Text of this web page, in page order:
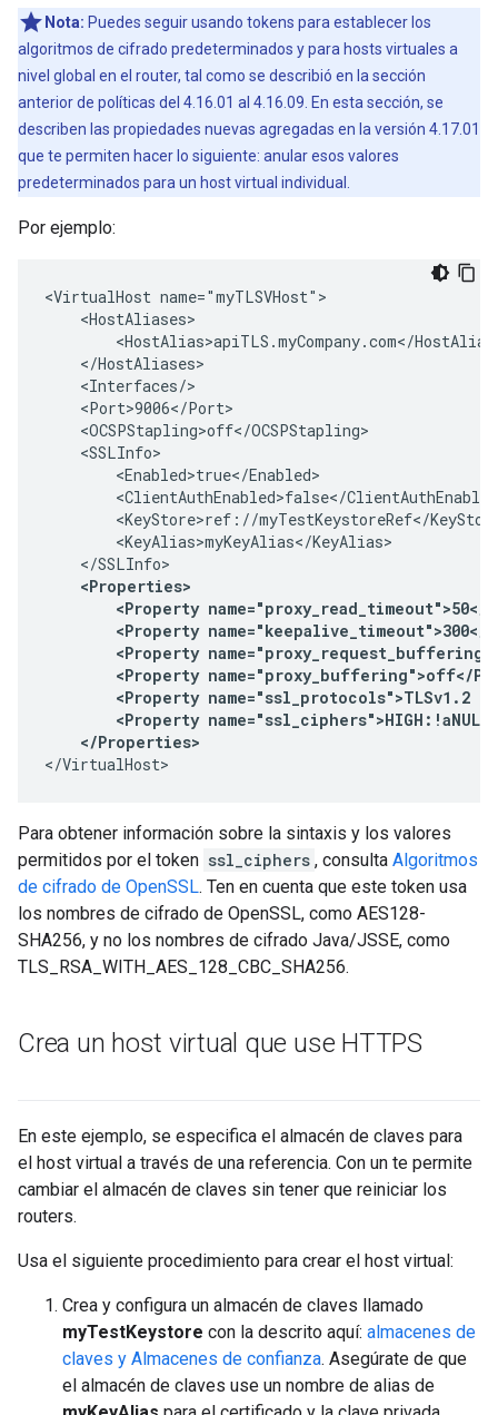
Nota: Puedes seguir usando tokens para establecer los
algoritmos de cifrado predeterminados y para hosts virtuales a
nivel global en el router, tal como se describió en la sección
anterior de políticas del 4.16.01 al 4.16.09. En esta sección, se
describen las propiedades nuevas agregadas en la versión 4.17.01
que te permiten hacer lo siguiente: anular esos valores
predeterminados para un host virtual individual.
Por ejemplo:
<VirtualHost name="myTLSVHost">
    <HostAliases>
<HostAlias>apiTLS.myCompany.com</
    </HostAliases>
    <Interfaces/>
    <Port>9006</Port>
    <OCSPStapling>off</OCSPStapling>
    <SSLInfo>
        <Enabled>true</Enabled>
<ClientAuthEnabled>false</
<KeyStore>ref://myTestKeystoreRef</
        <KeyAlias>myKeyAlias</KeyAlias>
    <Properties>
<Property name="proxy_read_timeout">50</
<Property name="keepalive_timeout">300</
<Property
<Property name="proxy_buffering">off</
<Property name="ssl_protocols">TLSv1.2
<Property
</VirtualHost>
Para obtener información sobre la sintaxis y los valores
permitidos por el token ssl_ciphers , consulta Algoritmos
de cifrado de OpenSSL. Ten en cuenta que este token usa
los nombres de cifrado de OpenSSL, como AES128-
SHA256, y no los nombres de cifrado Java/JSSE, como
TLS_RSA_WITH_AES_128_CBC_SHA256.
Crea un host virtual que use HTTPS
En este ejemplo, se especifica el almacén de claves para
el host virtual a través de una referencia. Con un te permite
cambiar el almacén de claves sin tener que reiniciar los
routers.
Usa el siguiente procedimiento para crear el host virtual:
Crea y configura un almacén de claves llamado
myTestKeystore con la descrito aquí: almacenes de
claves y Almacenes de confianza. Asegúrate de que
el almacén de claves use un nombre de alias de